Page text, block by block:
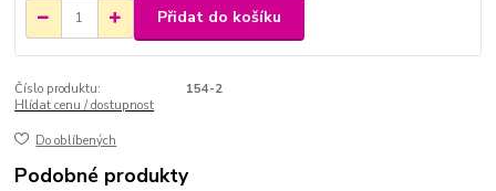
Přidat do košíku
Číslo produktu:
154-2
Hlídat cenu / dostupnost
Do oblíbených
Podobné produkty